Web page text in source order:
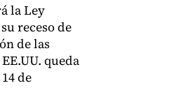
la Ley
receso de
de las
queda
de